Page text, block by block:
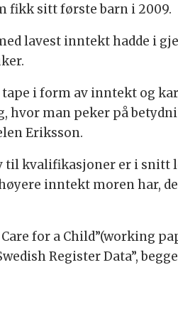
fikk sitt første barn i 2009.
lavest inntekt hadde i
i form av inntekt og
man peker på
Eriksson.
til kvalifikasjoner er i snitt
inntekt moren har,
for a Child”(working
Register Data”,